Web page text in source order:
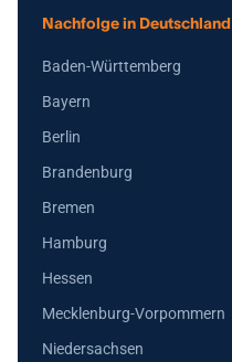
Nachfolge in Deutschland
Baden-Württemberg
Bayern
Berlin
Brandenburg
Bremen
Hamburg
Hessen
Mecklenburg-Vorpommern
Niedersachsen